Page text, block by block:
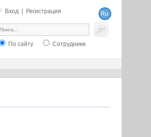
Вход Регистрация
Ru
En
По сайту Сотрудники